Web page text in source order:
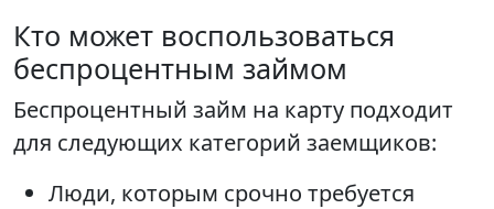
Кто может воспользоваться
беспроцентным займом
Беспроцентный займ на карту подходит
для следующих категорий заемщиков:
Люди, которым срочно требуется